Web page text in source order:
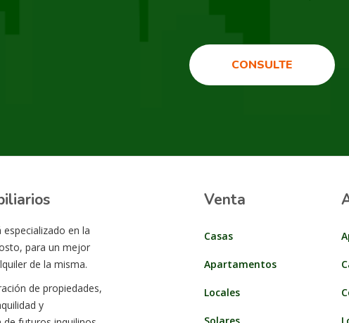
CONSULTE
en la
para un mejor
de la misma.
de propiedades,
y
Venta
Casas
Apartamentos
Locales